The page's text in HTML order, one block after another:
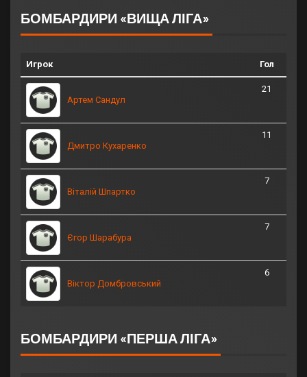
БОМБАРДИРИ «ВИЩА ЛІГА»
Игрок Гол
Артем Сандул
21
Дмитро Кухаренко
11
Віталій Шпартко
7
Єгор Шарабура
7
Віктор Домбровський
6
БОМБАРДИРИ «ПЕРША ЛІГА»